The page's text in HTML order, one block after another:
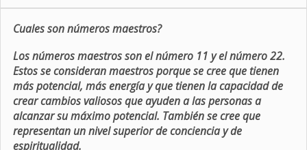
Cuales son números maestros?
Los números maestros son el número 11 y el número 22.
Estos se consideran maestros porque se cree que tienen
más potencial, más energía y que tienen la capacidad de
crear cambios valiosos que ayuden a las personas a
alcanzar su máximo potencial. También se cree que
representan un nivel superior de conciencia y de
espiritualidad.